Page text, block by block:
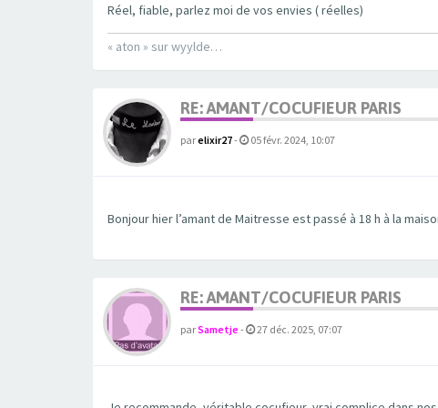
Réel, fiable, parlez moi de vos envies ( réelles)
« aton » sur wyylde…
RE: AMANT/COCUFIEUR PARIS
parelixir27- 05 févr. 2024, 10:07
Bonjour hier l’amant de Maitresse est passé à 18 h à la
RE: AMANT/COCUFIEUR PARIS
parSametje - 27 déc. 2025, 07:07